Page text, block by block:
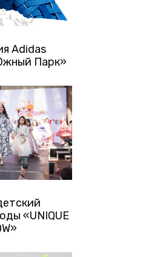
Аdidas
Парк»
«UNIQUE